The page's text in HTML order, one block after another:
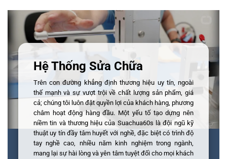
Hệ Thống Sửa Chữa
Trên con đường khẳng định thương hiệu uy tín, ngoài
thế mạnh và sự vượt trội về chất lượng sản phẩm, giá
cả; chúng tôi luôn đặt quyền lợi của khách hàng, phương
châm hoạt động hàng đầu. Một yếu tố tạo dựng nên
niềm tin và thương hiệu của Suachua60s là đội ngũ kỹ
thuật uy tín đầy tâm huyết với nghề, đặc biệt có trình độ
tay nghề cao, nhiều năm kinh nghiệm trong ngành,
mang lại sự hài lòng và yên tâm tuyệt đối cho mọi khách